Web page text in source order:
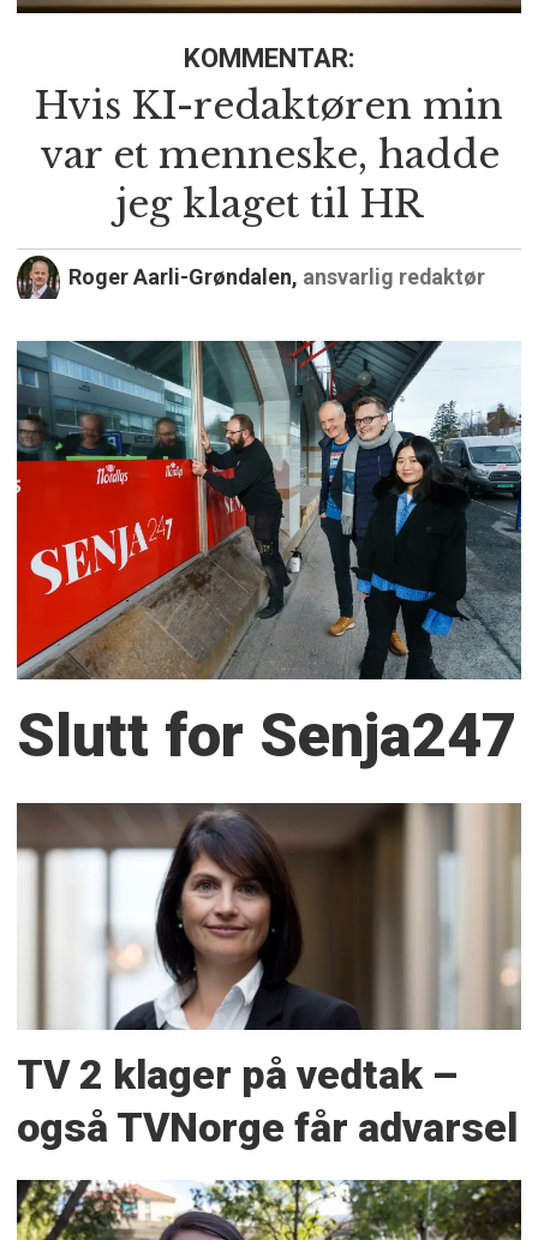
KOMMENTAR:
Hvis KI-redaktøren min
var et menneske, hadde
jeg klaget til HR
Roger Aarli-Grøndalen, ansvarlig redaktør
Slutt for Senja247
TV 2 klager på vedtak –
også TVNorge får advarsel